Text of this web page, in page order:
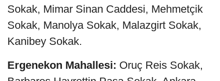
Sokak, Mimar Sinan Caddesi, Mehmetçik
Sokak, Manolya Sokak, Malazgirt Sokak,
Kanibey Sokak.
Ergenekon Mahallesi: Oruç Reis Sokak,